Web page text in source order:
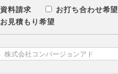
資料請求
お打ち合わせ希望
お見積もり希望